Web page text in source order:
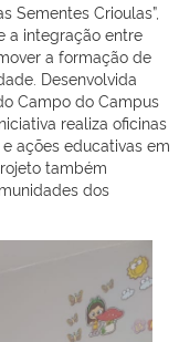
Sementes Crioulas”,
a integração entre
a formação de
Desenvolvida
Campo do Campus
realiza oficinas
ações educativas em
também
dos